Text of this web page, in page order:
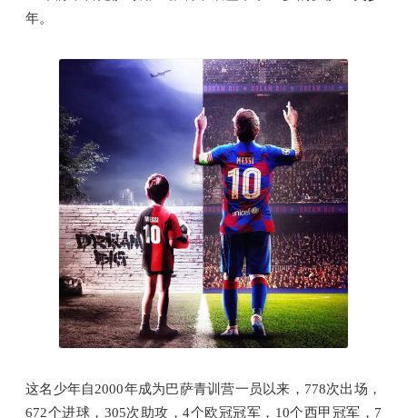
年。
这名少年自2000年成为巴萨青训营一员以来，778次出场，
672个进球，305次助攻，4个欧冠冠军，10个西甲冠军，7